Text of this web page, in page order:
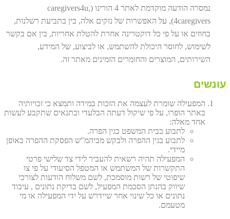
נמסרה הודעה מוקדמת לאתר 4 הורינו (caregivers4u,
4caregivers), על האפשרות של נזקים אלה, בין בתביעת רשלנות,
בחוזים או על פי כל דוקטרינה אחרת להטלת אחריות, בין אם בקשר
לשימוש, לחוסר היכולת להשתמש, או לביצוע, של המידע,
השירותים, המוצרים והחומרים הזמינים מאתר זה.
עונשים
המפעילה שומרת לעצמה את הזכות במידה ותמצא כי זכויותיה
באתר הופרו, על פי שיקול דעתה הבלעדי ובתנאים שתקבע לעשות
אחד מאלה:
לתבוע בבית המשפט בגין הפרה.
לתבוע בגין ההפרה ולבקש מביהמ"ש הפסקת ההפרה באופן
מיידי.
המפעילה תהיה רשאית להעביר לידי צד שלישי פרטי
התקשרות של המשתמש או המטפל הסיעודי על פי צו
שיפוטי של רשות מוסמכת, לשם משלוח הודעות לצורכי
שיווק בהנתן הסכמת המפעיל, לשם בדיקת נתונים , עיבוד
נתונים או כל שינוי אחר שיידרש על ידי המפעילה או מי
מטעמם.